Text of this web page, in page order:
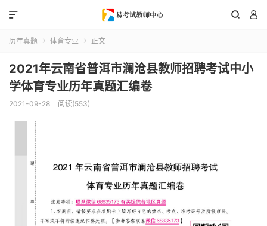
 

历年真题  体育专业  正文
2021年云南省普洱市澜沧县教师招聘考试中小
学体育专业历年真题汇编卷
2021-09-28 阅读(553)